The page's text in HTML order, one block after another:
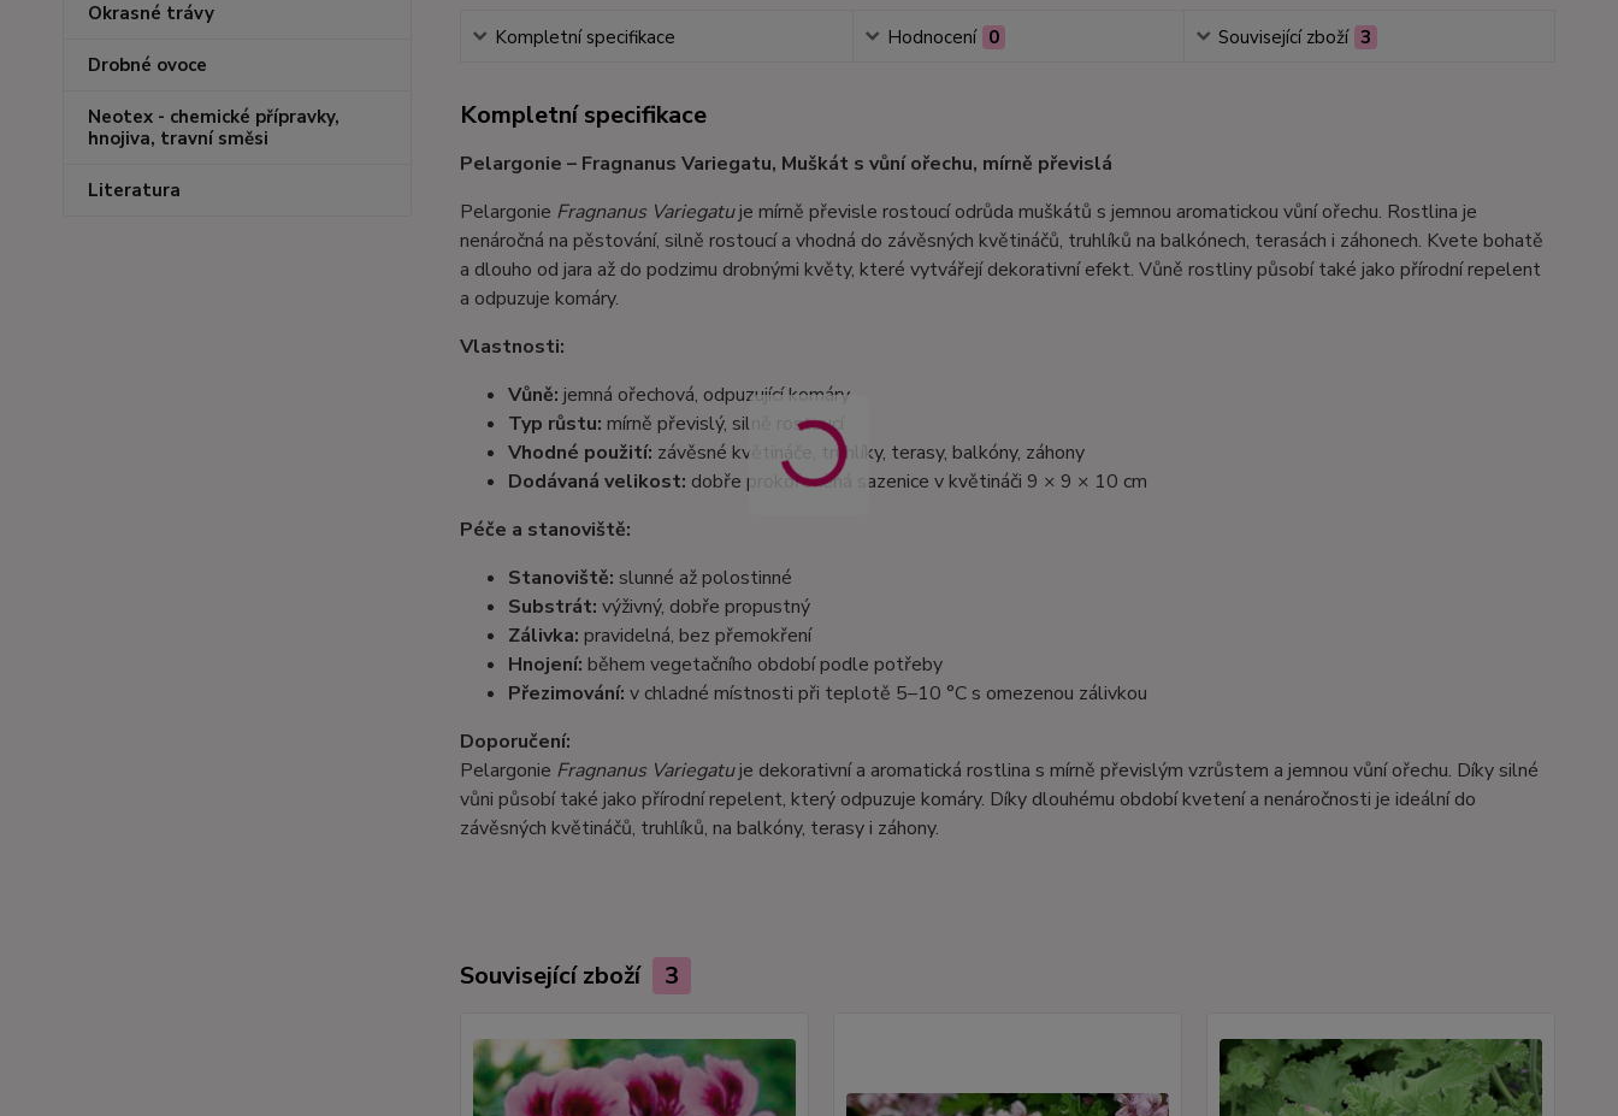
Okrasné trávy
Drobné ovoce
Neotex - chemické přípravky,
hnojiva, travní směsi
Literatura
Kompletní specifikace Hodnocení 0 Související zboží 3
Kompletní specifikace
Pelargonie – Fragnanus Variegatu, Muškát s vůní ořechu, mírně převislá
Pelargonie Fragnanus Variegatuje mírně převisle rostoucí odrůda muškátů s jemnou aromatickou vůní ořechu. Rostlina je
nenáročná na pěstování, silně rostoucí a vhodná do závěsných květináčů, truhlíků na balkónech, terasách i záhonech. Kvete bohatě
a dlouho od jara až do podzimu drobnými květy, které vytvářejí dekorativní efekt. Vůně rostliny působí také jako přírodní repelent
a odpuzuje komáry.
Vlastnosti:
Vůně: jemná ořechová, odpuzující komáry
Typ růstu: mírně převislý, silně rostoucí
Vhodné použití: závěsné květináče, truhlíky, terasy, balkóny, záhony
Dodávaná velikost: dobře prokořeněná sazenice v květináči 9 × 9 × 10 cm
Péče a stanoviště:
Stanoviště: slunné až polostinné
Substrát: výživný, dobře propustný
Zálivka: pravidelná, bez přemokření
Hnojení: během vegetačního období podle potřeby
Přezimování: v chladné místnosti při teplotě 5–10 °C s omezenou zálivkou
Doporučení:
Pelargonie Fragnanus Variegatuje dekorativní a aromatická rostlina s mírně převislým vzrůstem a jemnou vůní ořechu. Díky silné
vůni působí také jako přírodní repelent, který odpuzuje komáry. Díky dlouhému období kvetení a nenáročnosti je ideální do
závěsných květináčů, truhlíků, na balkóny, terasy i záhony.
Související zboží 3